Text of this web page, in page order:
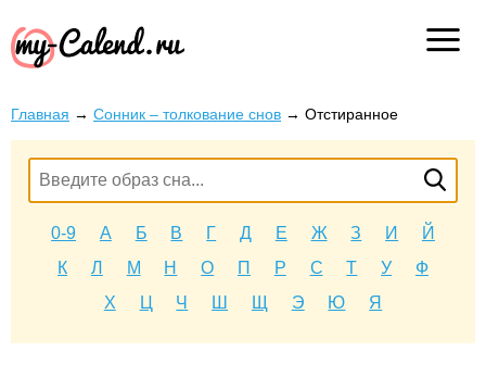
Главная → Сонник – толкование снов → Отстиранное
0-9 А Б В Г Д Е Ж З И
Й
К
Л М Н О П Р С Т У
Ф
Х
Ц Ч Ш Щ Э Ю Я